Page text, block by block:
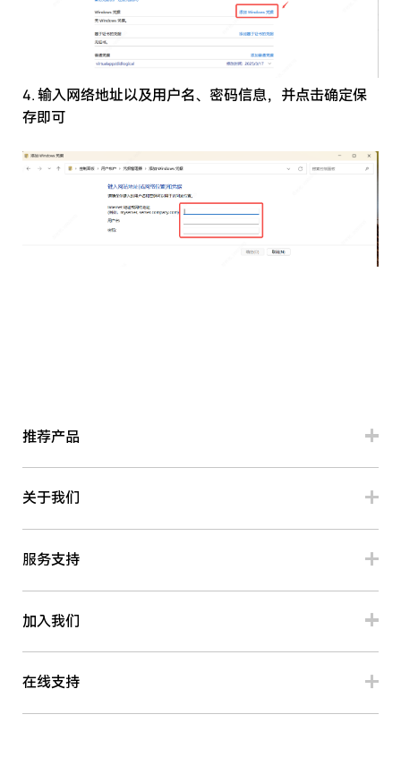
4. 输入网络地址以及用户名、密码信息，并点击确定保
存即可
推荐产品
关于我们
服务支持
加入我们
在线支持